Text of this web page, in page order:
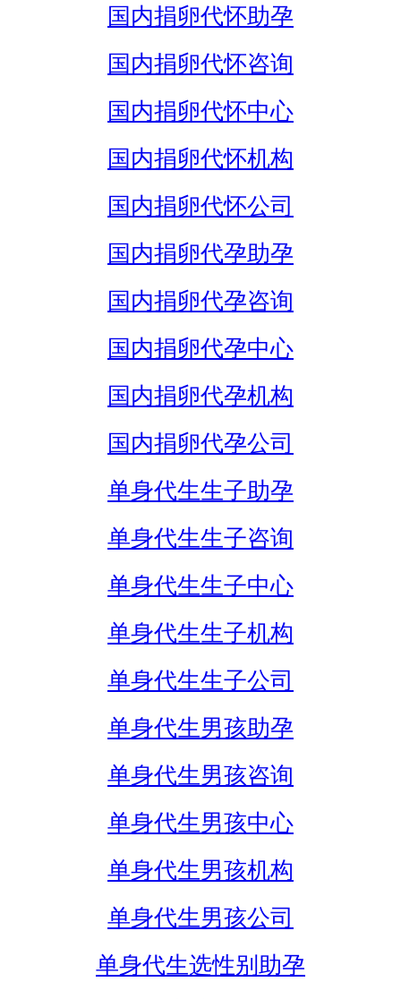
国内捐卵代怀助孕
国内捐卵代怀咨询
国内捐卵代怀中心
国内捐卵代怀机构
国内捐卵代怀公司
国内捐卵代孕助孕
国内捐卵代孕咨询
国内捐卵代孕中心
国内捐卵代孕机构
国内捐卵代孕公司
单身代生生子助孕
单身代生生子咨询
单身代生生子中心
单身代生生子机构
单身代生生子公司
单身代生男孩助孕
单身代生男孩咨询
单身代生男孩中心
单身代生男孩机构
单身代生男孩公司
单身代生选性别助孕